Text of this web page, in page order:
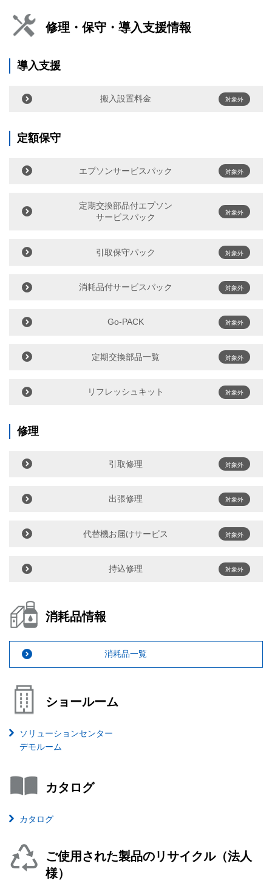
修理・保守・導入支援情報
導入支援
搬入設置料金 対象外
定額保守
エプソンサービスパック 対象外
定期交換部品付エプソン
サービスパック
対象外
引取保守パック 対象外
消耗品付サービスパック 対象外
Go-PACK 対象外
定期交換部品一覧 対象外
リフレッシュキット 対象外
修理
引取修理 対象外
出張修理 対象外
代替機お届けサービス 対象外
持込修理 対象外
消耗品情報
消耗品一覧
ショールーム
ソリューションセンター
デモルーム
カタログ
カタログ
ご使用された製品のリサイクル（法人
様）